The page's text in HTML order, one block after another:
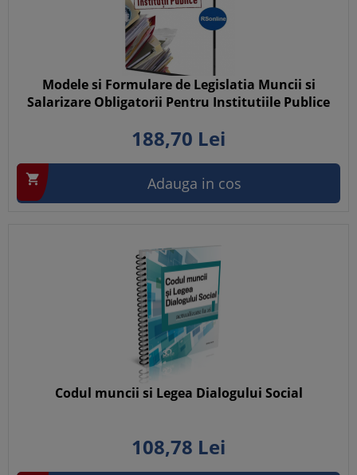
Modele si Formulare de Legislatia Muncii si
Salarizare Obligatorii Pentru Institutiile Publice
188,70 Lei
 Adauga in cos
Codul muncii si Legea Dialogului Social
108,78 Lei